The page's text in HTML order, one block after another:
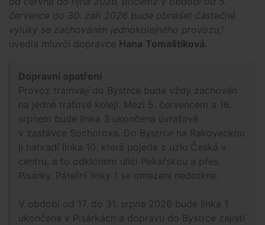
července do 30. září 2026 bude obnášet částečné
výluky se zachováním jednokolejného provozu,"
uvedla mluvčí dopravce Hana Tomaštíková.
Dopravní opatření
Provoz tramvají do Bystrce bude vždy zachován
na jedné traťové koleji. Mezi 5. červencem a 16.
srpnem bude linka 3 ukončena úvraťově
v zastávce Sochorova. Do Bystrce na Rakoveckou
ji nahradí linka 10, která pojede z uzlu Česká v
centru, a to odklonem ulicí Pekařskou a přes
Pisárky. Páteřní linky 1 se omezení nedotkne.
V období od 17. do 31. srpna 2026 bude linka 1
ukončena v Pisárkách a dopravu do Bystrce zajistí